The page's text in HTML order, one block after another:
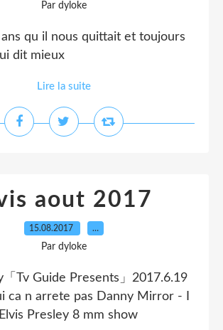
Par dyloke
qu il nous quittait et toujours
dit mieux
Lire la suite
aout 2017
15.08.2017 …
Par dyloke
「Tv Guide Presents」2017.6.19
ca n arrete pas Danny Mirror - I
Presley 8 mm show